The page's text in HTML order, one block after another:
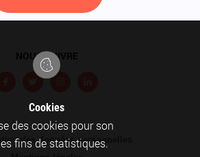
Cookies
des cookies pour son
fins de statistiques.
NOUS SUIVRE
c
e
w
i
t
n
s
t
n
k
des données personnelles